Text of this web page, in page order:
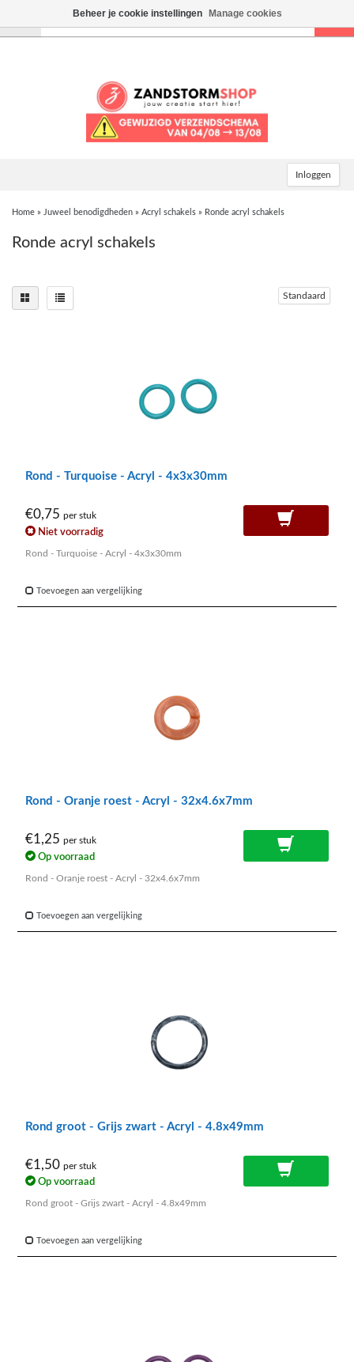
Inloggen
Home » Juweel benodigdheden » Acryl schakels » Ronde acryl schakels
Ronde acryl schakels
Standaard
Rond - Turquoise - Acryl - 4x3x30mm
€0,75 per stuk
Niet voorradig
Rond - Turquoise - Acryl - 4x3x30mm
Toevoegen aan vergelijking
Rond - Oranje roest - Acryl - 32x4.6x7mm
€1,25 per stuk
Op voorraad
Rond - Oranje roest - Acryl - 32x4.6x7mm
Toevoegen aan vergelijking
Rond groot - Grijs zwart - Acryl - 4.8x49mm
€1,50 per stuk
Op voorraad
Rond groot - Grijs zwart - Acryl - 4.8x49mm
Toevoegen aan vergelijking
Beheer je cookie instellingen Manage cookies